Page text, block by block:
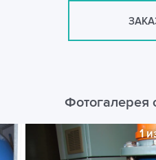
Фотогалерея
1